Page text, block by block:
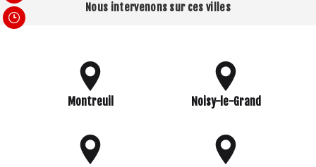
Nous intervenons sur ces villes
Montreuil Noisy-le-Grand